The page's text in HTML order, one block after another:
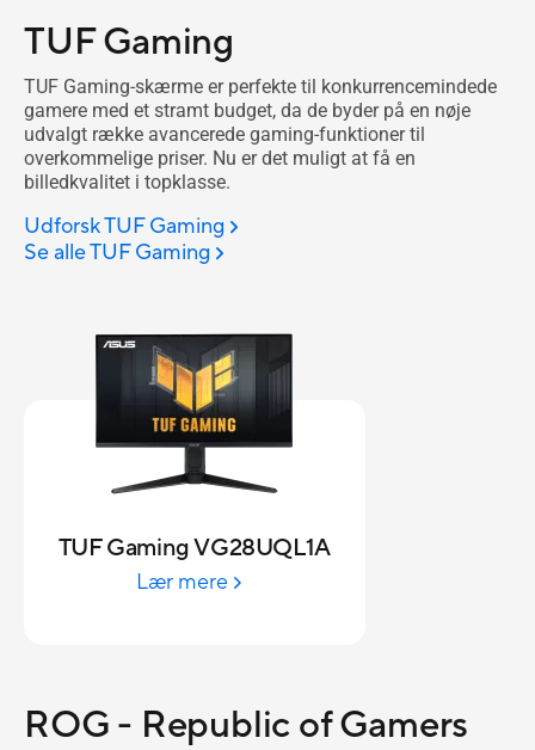
TUF Gaming
TUF Gaming-skærme er perfekte til konkurrencemindede
gamere med et stramt budget, da de byder på en nøje
udvalgt række avancerede gaming-funktioner til
overkommelige priser. Nu er det muligt at få en
billedkvalitet i topklasse.
Udforsk TUF Gaming
Se alle TUF Gaming
TUF Gaming VG28UQL1A
Lær mere
ROG - Republic of Gamers